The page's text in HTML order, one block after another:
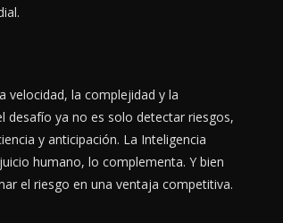
velocidad, la complejidad y la
desafío ya no es solo detectar riesgos,
y anticipación. La Inteligencia
humano, lo complementa. Y bien
el riesgo en una ventaja competitiva.